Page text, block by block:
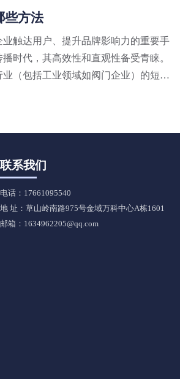
些方法
触达用户、提升品牌影响力的重要手
时代，其高效性和直观性备受青睐。
业（包括工业领域如阀门企业）的短视
联系我们
电话：17661095540
地 址：草山岭南路975号金域万科中心A栋1601
邮箱：1634962205@qq.com